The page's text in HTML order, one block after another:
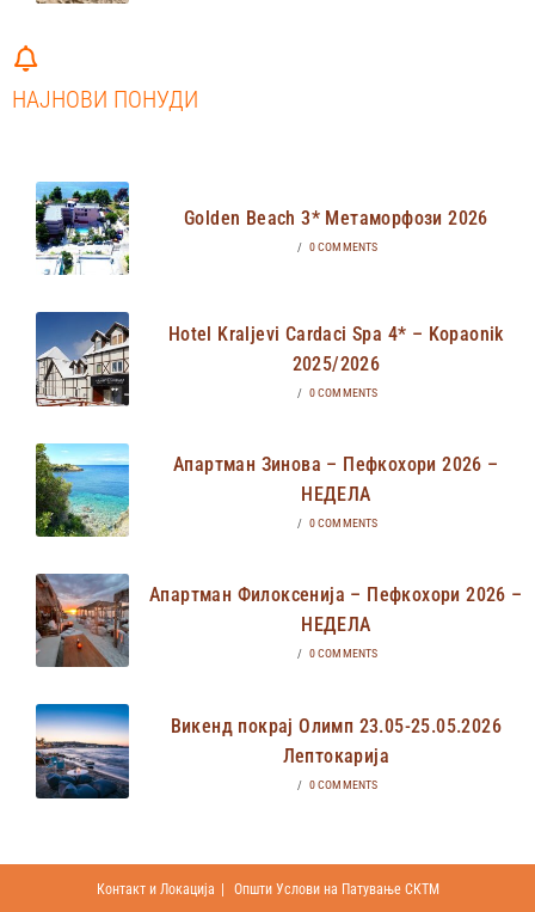
НАЈНОВИ ПОНУДИ
Golden Beach 3* Метаморфози 2026
/ 0 COMMENTS
Hotel Kraljevi Cardaci Spa 4* – Kopaonik
2025/2026
/ 0 COMMENTS
Апартман Зинова – Пефкохори 2026 –
НЕДЕЛА
/ 0 COMMENTS
Апартман Филоксенија – Пефкохори 2026 –
НЕДЕЛА
/ 0 COMMENTS
Викенд покрај Олимп 23.05-25.05.2026
Лептокарија
/ 0 COMMENTS
Контакт и Локација Општи Услови на Патување СКТМ